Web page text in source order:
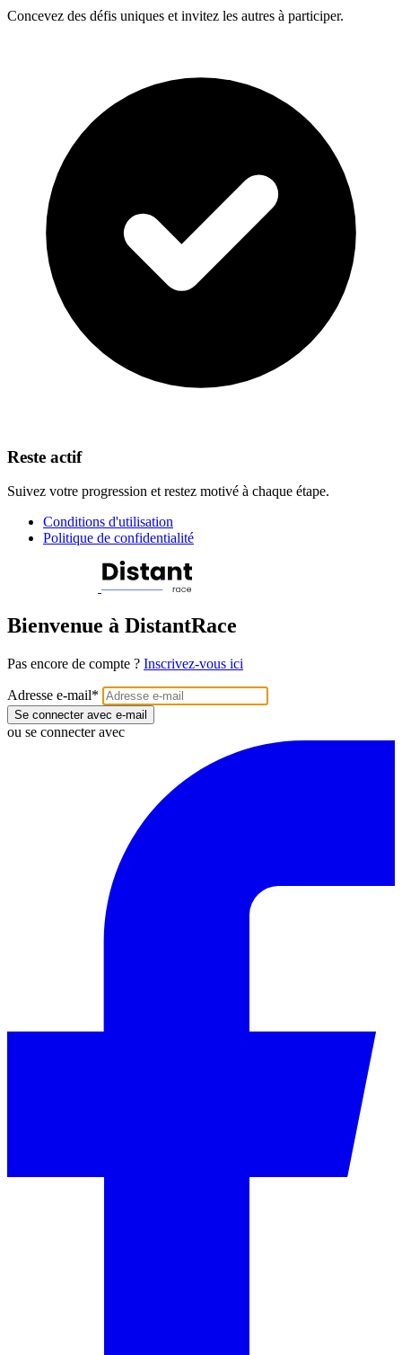
Concevez des défis uniques et invitez les autres à participer.
Reste actif
Suivez votre progression et restez motivé à chaque étape.
Conditions d'utilisation
Politique de confidentialité
Bienvenue à DistantRace
Pas encore de compte ? Inscrivez-vous ici
Adresse e-mail*
Se connecter avec e-mail
ou se connecter avec